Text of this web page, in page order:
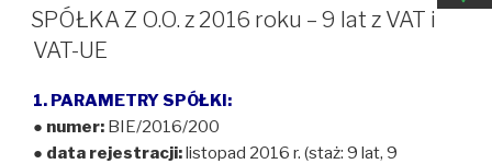
W
SPÓŁKA Z O.O. z 2016 roku – 9 lat z VAT i
VAT-UE
1. PARAMETRY SPÓŁKI:
● numer: BIE/2016/200
● data rejestracji:listopad 2016 r. (staż: 9 lat, 9